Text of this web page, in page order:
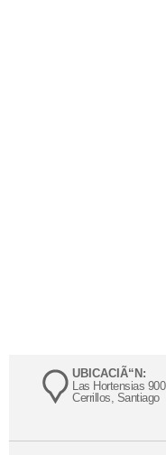
UBICACIÃ“N:
Las Hortensias 900
Cerrillos, Santiago